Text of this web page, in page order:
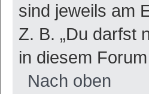
sind jeweils am
Z. B. „Du darfst
in diesem
Nach oben